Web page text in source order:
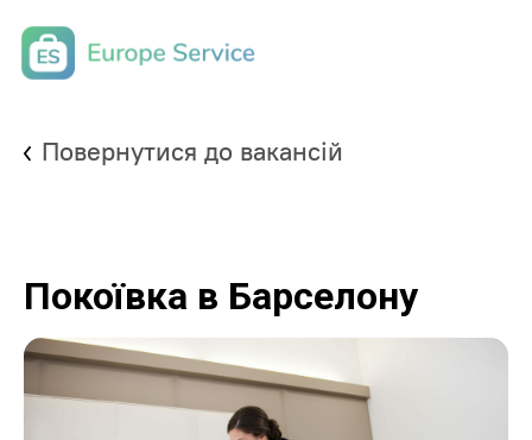
Повернутися до вакансій
Покоївка в Барселону